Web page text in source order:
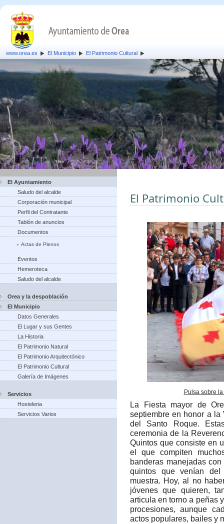
www.orea.es El Municipio El Patrimonio Cultural
El Ayuntamiento
Saludo del alcalde
Corporación municipal
Perfil del Contratante
Tablón de anuncios
Documentos
Actas de Plenos
Eventos
Hemeroteca
Saludo del alcalde
Orea y la despoblación
El Municipio
Datos Generales
El Lugar y sus Gentes
La Historia
El Patrimonio Natural
El Patrimonio Arquitectónico
El Patrimonio Cultural
Galería de Imágenes
Servicios
Hosteleria
Servicios Varios
El Patrimonio
Pulsa sobre
La Fiesta mayor de
septiembre en honor a
del Santo Roque.
ceremonia de la
Quintos que consiste en
el que compiten
banderas manejadas
quintos que venían
muestra. Hoy, al no
jóvenes que quieren,
articula en torno a peñas
procesiones, aunque
actos populares, bailes y